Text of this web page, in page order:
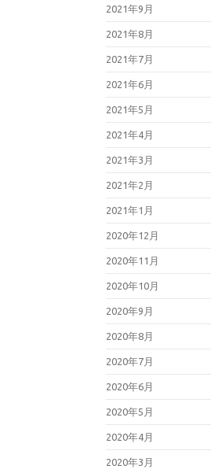
2021年9月
2021年8月
2021年7月
2021年6月
2021年5月
2021年4月
2021年3月
2021年2月
2021年1月
2020年12月
2020年11月
2020年10月
2020年9月
2020年8月
2020年7月
2020年6月
2020年5月
2020年4月
2020年3月